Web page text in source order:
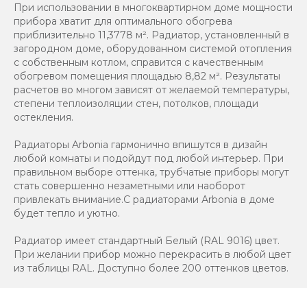
При использовании в многоквартирном доме мощности
прибора хватит для оптимального обогрева
приблизительно 11,3778 м². Радиатор, установленный в
загородном доме, оборудованном системой отопления
с собственным котлом, справится с качественным
обогревом помещения площадью 8,82 м². Результаты
расчетов во многом зависят от желаемой температуры,
степени теплоизоляции стен, потолков, площади
остекления.
Радиаторы Arbonia гармонично впишутся в дизайн
любой комнаты и подойдут под любой интерьер. При
правильном выборе оттенка, трубчатые приборы могут
стать совершенно незаметными или наоборот
привлекать внимание.С радиаторами Аrbonia в доме
будет тепло и уютно.
Радиатор имеет стандартный Белый (RAL 9016) цвет.
При желании прибор можно перекрасить в любой цвет
из таблицы RAL. Доступно более 200 оттенков цветов.